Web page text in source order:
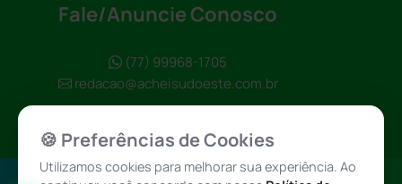
Fale/Anuncie Conosco
(77) 99968-1705
redacao@acheisudoeste.com.br
🍪 Preferências de Cookies
Utilizamos cookies para melhorar sua experiência. Ao